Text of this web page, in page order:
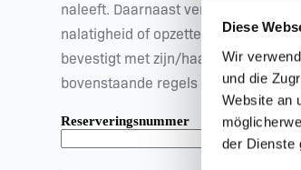
Diese
Wir
und die
Website an
der Dienste
naleeft. Daarnaast verplicht de
nalatigheid of opzettelijk handelen
bevestigt met zijn/haar
bovenstaande regels en instructies
Reserveringsnummer